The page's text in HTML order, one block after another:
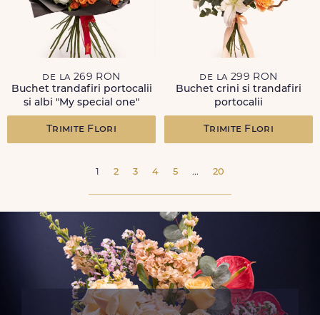
de la 269 RON
Buchet trandafiri portocalii
si albi "My special one"
Trimite Flori
de la 299 RON
Buchet crini si trandafiri
portocalii
Trimite Flori
1 2 3 4 5 ... 20